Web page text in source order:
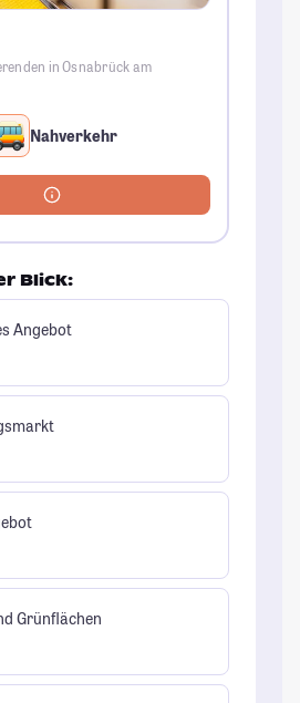
in Osnabrück am
Nahverkehr
Blick:
Angebot
Grünflächen